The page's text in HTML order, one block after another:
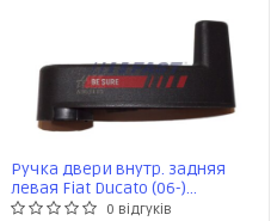
Ручка двери внутр. задняя
левая Fiat Ducato (06-)
(FT94536) Fast0 відгуків